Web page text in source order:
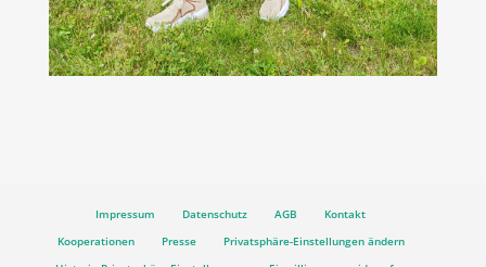
Impressum Datenschutz AGB
Kontakt
Kooperationen
Presse
Privatsphäre-Einstellungen ändern